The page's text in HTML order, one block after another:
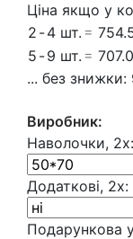
Ціна якщо у
2 -4 шт. =
5 -9 шт. =
... без знижки:
Виробник:
Наволочки, 2х:
Додаткові, 2х:
Подарункова